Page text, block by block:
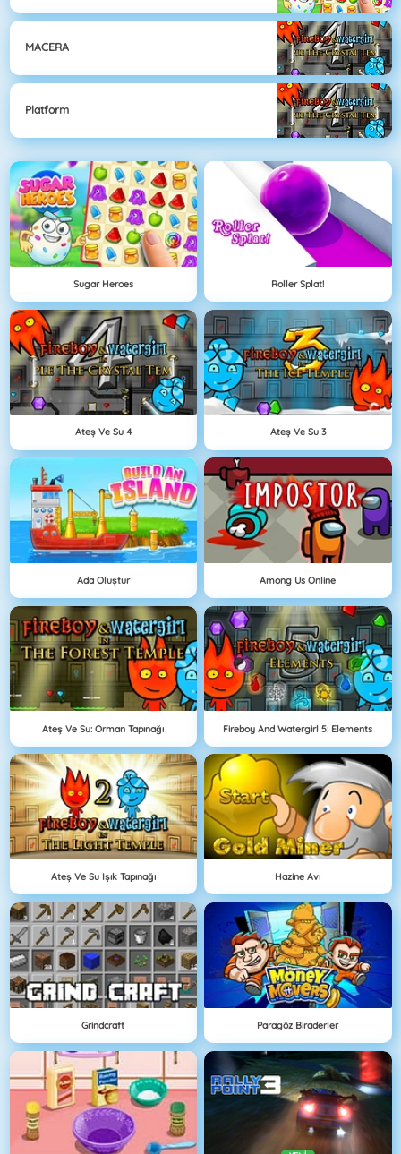
MACERA
Platform
Sugar Heroes Roller Splat!
Ateş Ve Su 4 Ateş Ve Su 3
Ada Oluştur Among Us Online
Ateş Ve Su: Orman Tapınağı Fireboy And Watergirl 5: Elements
Ateş Ve Su Işık Tapınağı Hazine Avı
Grindcraft Paragöz Biraderler